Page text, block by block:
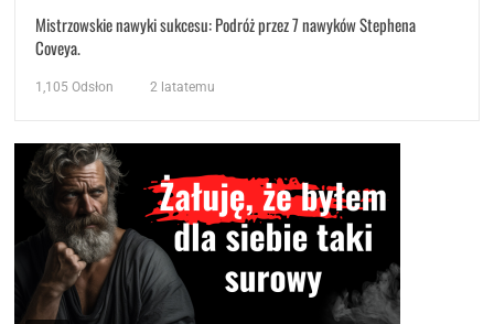
Mistrzowskie nawyki sukcesu: Podróż przez 7 nawyków Stephena
Coveya.
1,105 Odsłon 2 latatemu